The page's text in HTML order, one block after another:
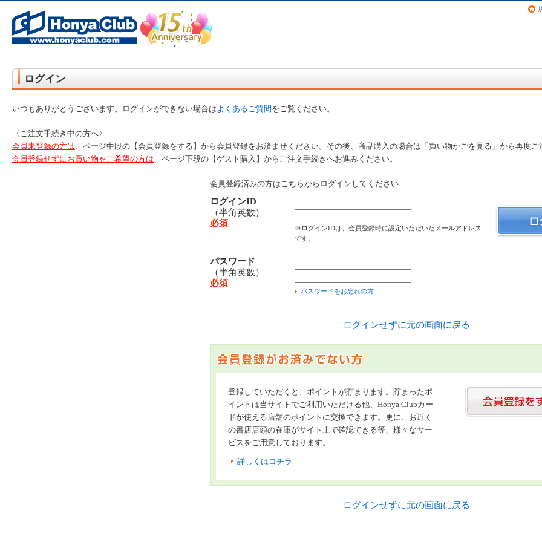
ログイン
いつもありがとうございます。ログインができない場合はよくあるご質問をご覧ください。
〈ご注文手続き中の方へ〉
会員未登録の方は、ページ中段の【会員登録をする】から会員登録をお済ませください。その後、商品購入の場合は「買い物かごを見る」から再度ご
会員登録せずにお買い物をご希望の方は、ページ下段の【ゲスト購入】からご注文手続きへお進みください。
会員登録済みの方はこちらからログインしてください
ログインID
（半角英数）
必須
※ログインIDは、会員登録時に設定いただいたメールアドレス
です。
パスワード
（半角英数）
必須
パスワードをお忘れの方
ログインせずに元の画面に戻る
登録していただくと、ポイントが貯まります。貯まったポ
イントは当サイトでご利用いただける他、Honya Clubカー
ドが使える店舗のポイントに交換できます。更に、お近く
の書店店頭の在庫がサイト上で確認できる等、様々なサー
ビスをご用意しております。
詳しくはコチラ
ログインせずに元の画面に戻る